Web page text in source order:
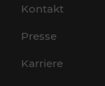
Kontakt
Presse
Karriere